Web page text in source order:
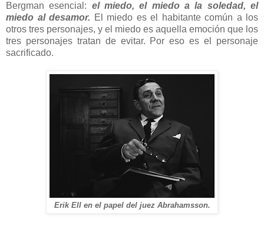
Bergman esencial: el miedo, el miedo a la soledad, el
miedo al desamor. El miedo es el habitante común a los
otros tres personajes, y el miedo es aquella emoción que los
tres personajes tratan de evitar. Por eso es el personaje
sacrificado.
Erik Ell en el papel del juez Abrahamsson.